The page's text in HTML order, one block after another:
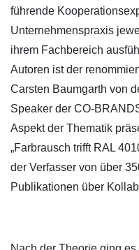
führende
Unternehmenspraxis
ihrem Fachbereich
Autoren ist der
Carsten Baumgarth von
Speaker der CO-
Aspekt der Thematik
„Farbrausch trifft RAL
der Verfasser von über
Publikationen über